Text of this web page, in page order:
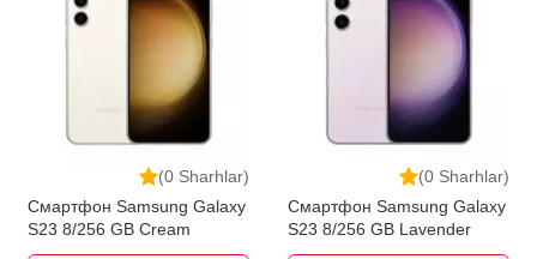
bilan qo’shimcha qilingan, ikarvon.uz dan Smartfonlar -
bu eng keng narxlar oralig'i. Va bu yerda Smartfonlar
toifasidagi har bir element uchun optimal narx mavjud.
(0 Sharhlar)
Смартфон Samsung Galaxy
S23 8/256 GB Cream
(0 Sharhlar)
Смартфон Samsung Galaxy
S23 8/256 GB Lavender